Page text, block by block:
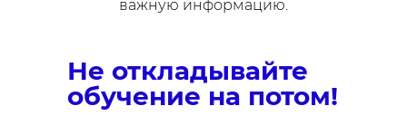
важную информацию.
Не откладывайте
обучение на потом!